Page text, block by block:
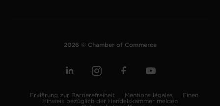
2026 © Chamber of Commerce
Erklärung zur Barrierefreiheit Mentions légales
Einen
Hinweis bezüglich der Handelskammer melden